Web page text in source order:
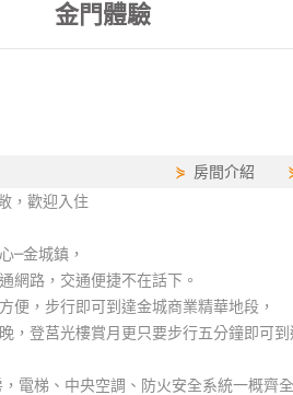
金門體驗
⋟ 房間介紹
，歡迎入住
─金城鎮，
網路，交通便捷不在話下。
便，步行即可到達金城商業精華地段，
，登莒光樓賞月更只要步行五分鐘即可到
電梯、中央空調、防火安全系統一概齊全